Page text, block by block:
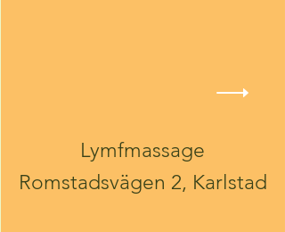
Lymfmassage
Romstadsvägen 2, Karlstad